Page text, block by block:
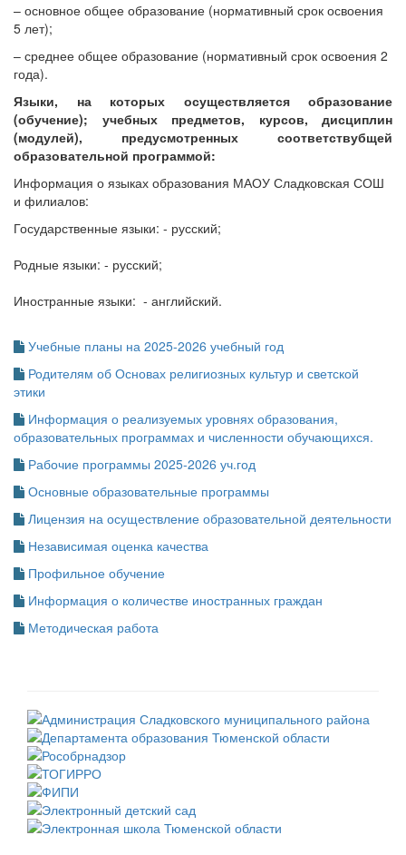
– основное общее образование (нормативный срок освоения
5 лет);
– среднее общее образование (нормативный срок освоения 2
года).
Языки, на которых осуществляется образование
(обучение); учебных предметов, курсов, дисциплин
(модулей), предусмотренных соответствубщей
образовательной программой:
Информация о языках образования МАОУ Сладковская СОШ
и филиалов:
Государственные языки: - русский;
Родные языки: - русский;
Иностранные языки: - английский.
Учебные планы на 2025-2026 учебный год
Родителям об Основах религиозных культур и светской
этики
Информация о реализуемых уровнях образования,
образовательных программах и численности обучающихся.
Рабочие программы 2025-2026 уч.год
Основные образовательные программы
Лицензия на осуществление образовательной деятельности
Независимая оценка качества
Профильное обучение
Информация о количестве иностранных граждан
Методическая работа